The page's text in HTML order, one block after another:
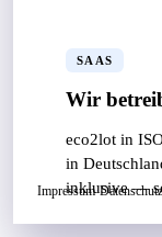
SAAS
Wir
eco2lot in
in
inklusive —
Impressum·Datenschutz